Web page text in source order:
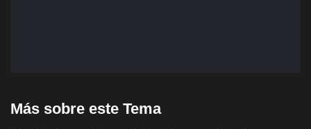
Más sobre este Tema